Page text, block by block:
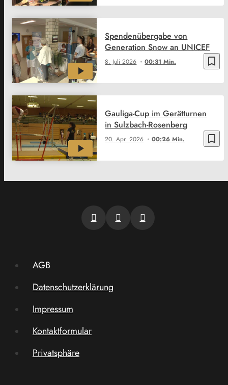
bookmark_border
8. Juli 2026 00:31 Min.
Spendenübergabe von
Generation Snow an UNICEF
bookmark_border
20. Apr. 2026 00:26 Min.
Gauliga-Cup im Gerätturnen
in Sulzbach-Rosenberg
AGB
Datenschutzerklärung
Impressum
Kontaktformular
Privatsphäre